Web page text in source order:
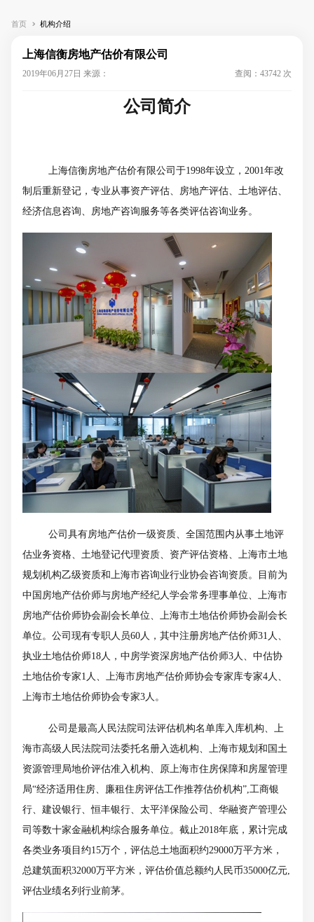
首页 机构介绍
上海信衡房地产估价有限公司
2019年06月27日 来源： 查阅：43742 次
公司简介
上海信衡房地产估价有限公司于1998年设立， 2001年改
制后重新登记，专业从事资产评估、房地产评估、土地评估、
经济信息咨询、房地产咨询服务等各类评估咨询业务。
公司具有房地产估价一级资质、全国范围内从事土地评
估业务资格、土地登记代理资质、资产评估资格、上海市土地
规划机构乙级资质和上海市咨询业行业协会咨询资质。目前为
中国房地产估价师与房地产经纪人学会常务理事单位、上海市
房地产估价师协会副会长单位、上海市土地估价师协会副会长
单位。公司现有专职人员60 人，其中注册房地产估价师31 人、
执业土地估价师18 人，中房学资深房地产估价师3 人、中估协
土地估价专家1 人、上海市房地产估价师协会专家库专家4 人、
上海市土地估价师协会专家3 人。
公司是最高人民法院司法评估机构名单库入库机构、上
海市高级人民法院司法委托名册入选机构、上海市规划和国土
资源管理局地价评估准入机构、原上海市住房保障和房屋管理
局“经济适用住房、廉租住房评估工作推荐估价机构” 工商银
行、建设银行、恒丰银行、太平洋保险公司、华融资产管理公
司等数十家金融机构综合服务单位。截止 2018年底，累计完成
各类业务项目约15万个，评估总土地面积约29000万平方米，
总建筑面积32000万平方米，评估价值总额约人民币35000亿元
评估业绩名列行业前茅。